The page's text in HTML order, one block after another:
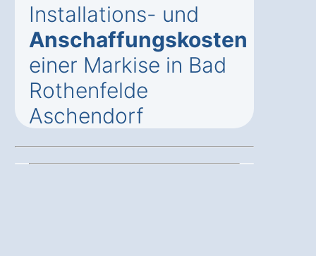
Installations- und
Anschaffungskosten
einer Markise in Bad
Rothenfelde
Aschendorf